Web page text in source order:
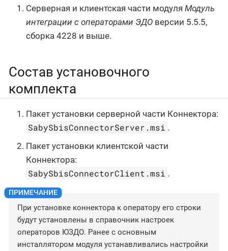
Серверная и клиентская части модуля Модуль
интеграции с операторами ЭДО версии 5.5.5,
сборка 4228 и выше.
Состав установочного
комплекта
Пакет установки серверной части Коннектора:
SabySbisConnectorServer.msi .
Пакет установки клиентской части
Коннектора:
SabySbisConnectorClient.msi .
При установке коннектора к оператору его строки
будут установлены в справочник настроек
операторов ЮЗДО. Ранее с основным
инсталлятором модуля устанавливались настройки